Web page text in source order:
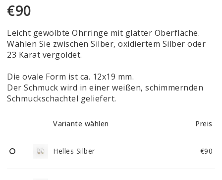
€90
Leicht gewölbte Ohrringe mit glatter Oberfläche.
Wählen Sie zwischen Silber, oxidiertem Silber oder
23 Karat vergoldet.
Die ovale Form ist ca. 12x19 mm.
Der Schmuck wird in einer weißen, schimmernden
Schmuckschachtel geliefert.
Variante wählen Preis
Helles Silber €90